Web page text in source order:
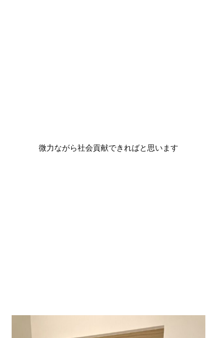
微力ながら社会貢献できればと思います